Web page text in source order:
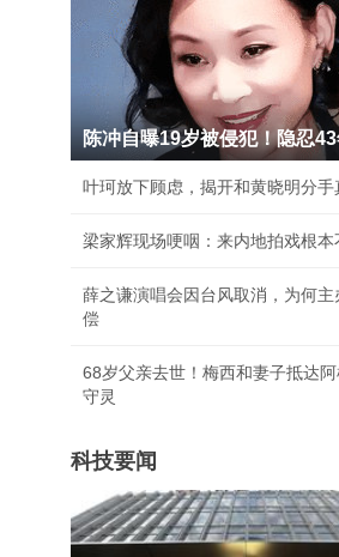
陈冲自曝19岁被侵犯！隐忍
叶珂放下顾虑，揭开和黄晓明分手
梁家辉现场哽咽：来内地拍戏根本
薛之谦演唱会因台风取消，为何主
偿
68岁父亲去世！梅西和妻子抵达
守灵
科技要闻